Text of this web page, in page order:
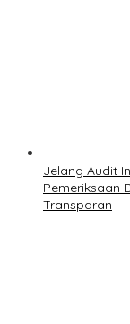
Jelang Audit
Pemeriksaan
Transparan